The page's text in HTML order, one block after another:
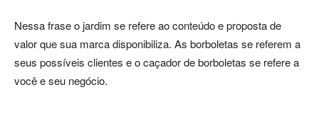
Nessa frase o jardim se refere ao conteúdo e proposta de
valor que sua marca disponibiliza. As borboletas se referem a
seus possíveis clientes e o caçador de borboletas se refere a
você e seu negócio.